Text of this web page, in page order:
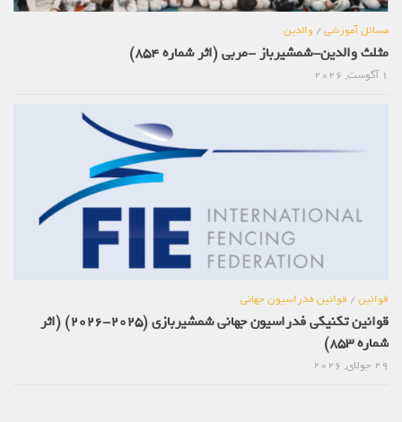
مسائل آموزشی/ والدین
مثلث والدین-شمشیرباز -مربی (اثر شماره 854)
1 آگوست, 2026
قوانین/ قوانین فدراسیون جهانی
قوانین تکنیکی فدراسیون جهانی شمشیربازی (2025-2026) (اثر
شماره 853)
29 جولای, 2026